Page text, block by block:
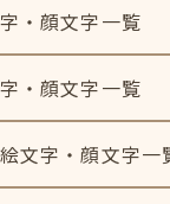
・顔文字一覧
・顔文字一覧
文字・顔文字一